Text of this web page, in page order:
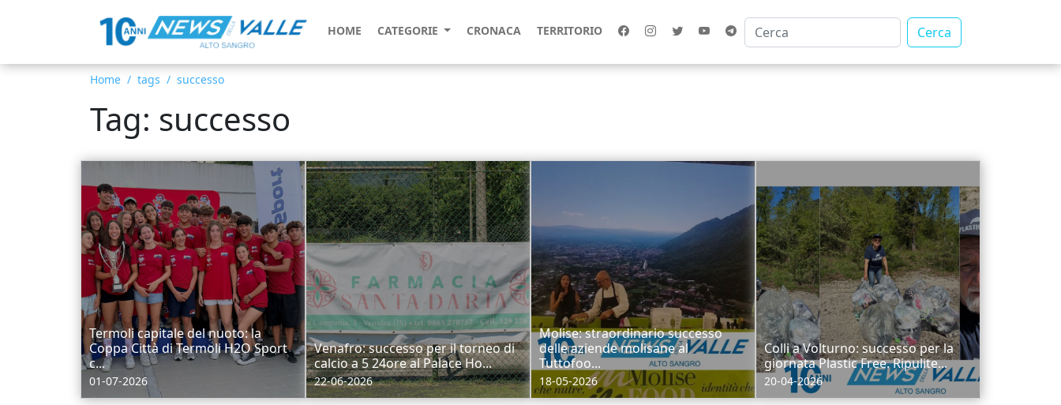
HOME CATEGORIE CRONACA TERRITORIO Cerca
Home tags successo
Tag: successo
Termoli capitale del nuoto: la
Coppa Città di Termoli H2O Sport
c...
01-07-2026
Venafro: successo per il torneo di
calcio a 5 24ore al Palace Ho...
22-06-2026
Molise: straordinario successo
delle aziende molisane al
Tuttofoo...
18-05-2026
Colli a Volturno: successo per la
giornata Plastic Free. Ripulite...
20-04-2026